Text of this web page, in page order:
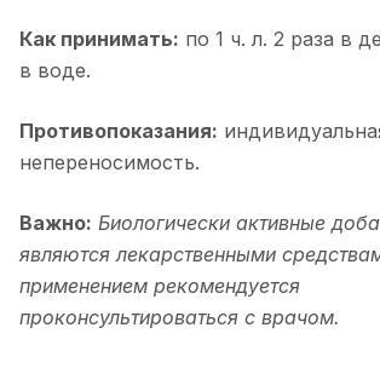
Как принимать: по 1 ч. л. 2 раза в
в воде.
Противопоказания:
непереносимость.
Важно: Биологически активные
являются лекарственными
применением рекомендуется
проконсультироваться с врачом.